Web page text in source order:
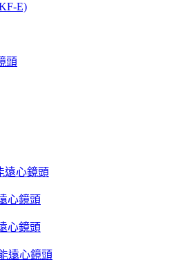
E)
頭
遠心鏡頭
心鏡頭
心鏡頭
遠心鏡頭